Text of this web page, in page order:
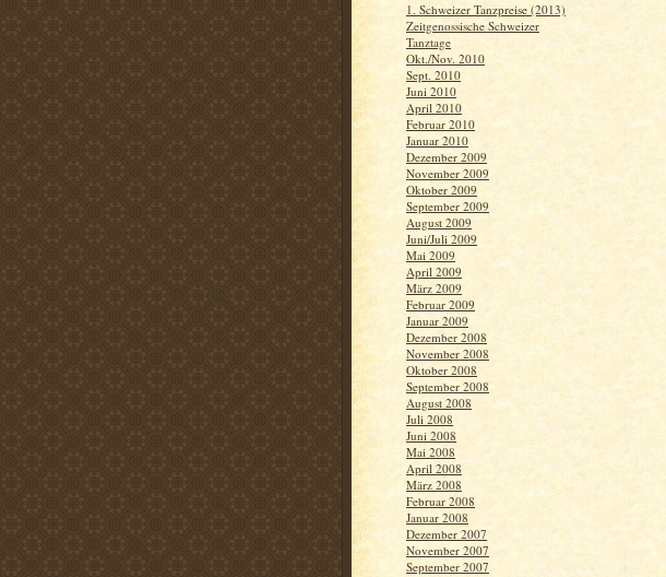
1. Schweizer Tanzpreise (2013)
Zeitgenossische Schweizer
Tanztage
Okt./Nov. 2010
Sept. 2010
Juni 2010
April 2010
Februar 2010
Januar 2010
Dezember 2009
November 2009
Oktober 2009
September 2009
August 2009
Juni/Juli 2009
Mai 2009
April 2009
März 2009
Februar 2009
Januar 2009
Dezember 2008
November 2008
Oktober 2008
September 2008
August 2008
Juli 2008
Juni 2008
Mai 2008
April 2008
März 2008
Februar 2008
Januar 2008
Dezember 2007
November 2007
September 2007